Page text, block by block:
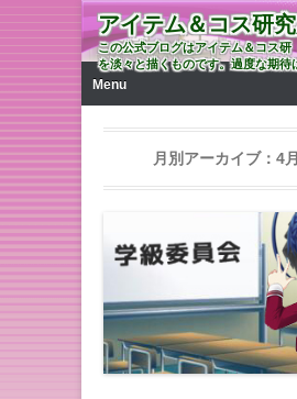
アイテム＆コス研
この公式ブログはアイテム＆コス研
を淡々と描くものです。過度な期待
第1メニュー
コンテンツへ移動
Menu
月別アーカイブ： 4